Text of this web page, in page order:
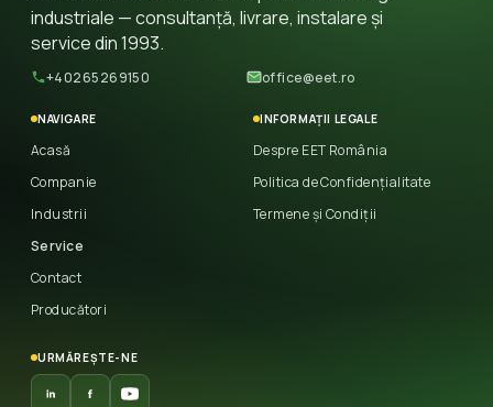
industriale — consultanță, livrare, instalare și
service din 1993.
+40265269150 office@eet.ro
NAVIGARE
Acasă
Companie
Industrii
Service
Contact
Producători
INFORMAȚII LEGALE
Despre EET România
Politica de Confidențialitate
Termene și Condiții
URMĂREȘTE-NE